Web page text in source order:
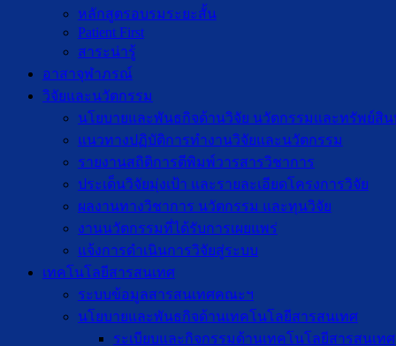
หลักสูตรอบรมระยะสั้น
Patient First
สาระน่ารู้
อาสาจุฬาภรณ์
วิจัยและนวัตกรรม
นโยบายและพันธกิจด้านวิจัย นวัตกรรมและทรัพย์สิ
แนวทางปฏิบัติการทำงานวิจัยและนวัตกรรม
รายงานสถิติการตีพิมพ์วารสารวิชาการ
ประเด็นวิจัยมุ่งเป้า และรายละเอียดโครงการวิจัย
ผลงานทางวิชาการ นวัตกรรม และทุนวิจัย
งานนวัตกรรมที่ได้รับการเผยแพร่
แจ้งการดำเนินการวิจัยสู่ระบบ
เทคโนโลยีสารสนเทศ
ระบบข้อมูลสารสนเทศคณะฯ
นโยบายและพันธกิจด้านเทคโนโลยีสารสนเทศ
ระเบียบและกิจกรรมด้านเทคโนโลยีสารสนเทศ